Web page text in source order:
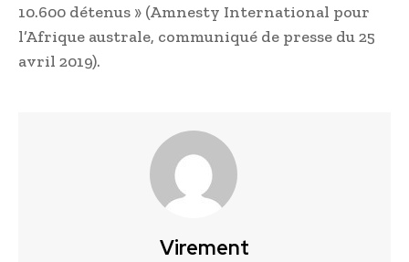
10.600 détenus » (Amnesty International pour
l’Afrique australe, communiqué de presse du 25
avril 2019).
Virement